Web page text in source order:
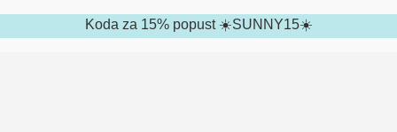
Koda za 15% popust ☀️SUNNY15☀️